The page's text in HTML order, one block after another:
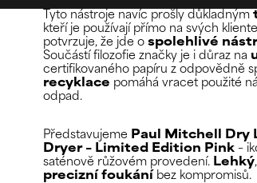
Tyto nástroje navíc prošly důkladným
kteří je používají přímo na svých
potvrzuje, že jde o spolehlivé
Součástí filozofie značky je i důraz na
certifikovaného papíru z odpovědně
recyklace pomáhá vracet použité
odpad.
Představujeme Paul Mitchell Dry
Dryer – Limited Edition Pink–
saténově růžovém provedení. Lehký,
precizní foukání bez kompromisů.